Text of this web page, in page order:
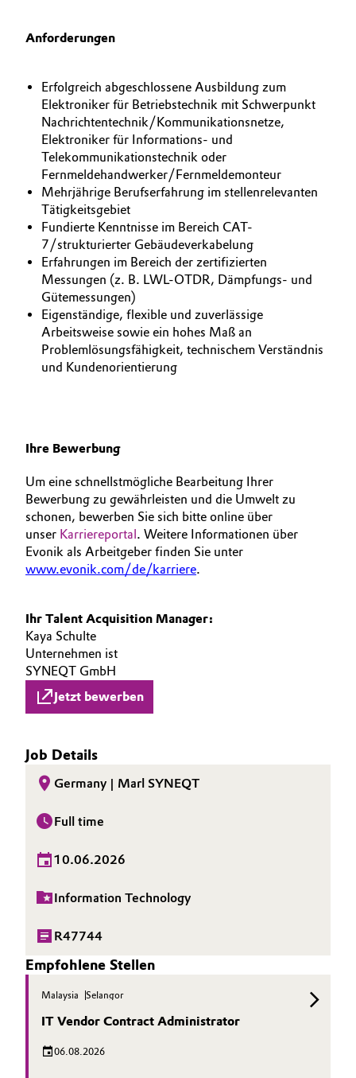
Anforderungen
Erfolgreich abgeschlossene Ausbildung zum
Elektroniker für Betriebstechnik mit Schwerpunkt
Nachrichtentechnik/Kommunikationsnetze,
Elektroniker für Informations- und
Telekommunikationstechnik oder
Fernmeldehandwerker/Fernmeldemonteur
Mehrjährige Berufserfahrung im stellenrelevanten
Tätigkeitsgebiet
Fundierte Kenntnisse im Bereich CAT-
7/strukturierter Gebäudeverkabelung
Erfahrungen im Bereich der zertifizierten
Messungen (z. B. LWL-OTDR, Dämpfungs- und
Gütemessungen)
Eigenständige, flexible und zuverlässige
Arbeitsweise sowie ein hohes Maß an
Problemlösungsfähigkeit, technischem Verständnis
und Kundenorientierung
Ihre Bewerbung
Um eine schnellstmögliche Bearbeitung Ihrer
Bewerbung zu gewährleisten und die Umwelt zu
schonen, bewerben Sie sich bitte online über
unser Karriereportal. Weitere Informationen über
Evonik als Arbeitgeber finden Sie unter
www.evonik.com/de/karriere.
Ihr Talent Acquisition Manager:
Kaya Schulte
Unternehmen ist
SYNEQT GmbH
Jetzt bewerben
Job Details
Germany | Marl SYNEQT
Full time
10.06.2026
Information Technology
R47744
Empfohlene Stellen
Malaysia Selangor
IT Vendor Contract Administrator
06.08.2026